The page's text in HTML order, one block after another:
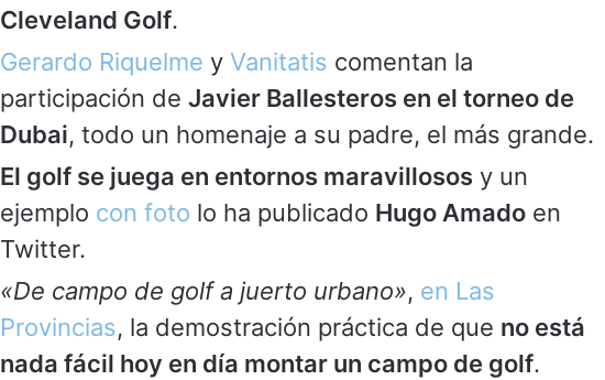
Cleveland Golf.
Gerardo Riquelme y Vanitatis comentan la
participación de Javier Ballesteros en el torneo de
Dubai, todo un homenaje a su padre, el más grande.
El golf se juega en entornos maravillosos y un
ejemplo con foto lo ha publicado Hugo Amado en
Twitter.
«De campo de golf a juerto urbano», en Las
Provincias, la demostración práctica de que no está
nada fácil hoy en día montar un campo de golf.